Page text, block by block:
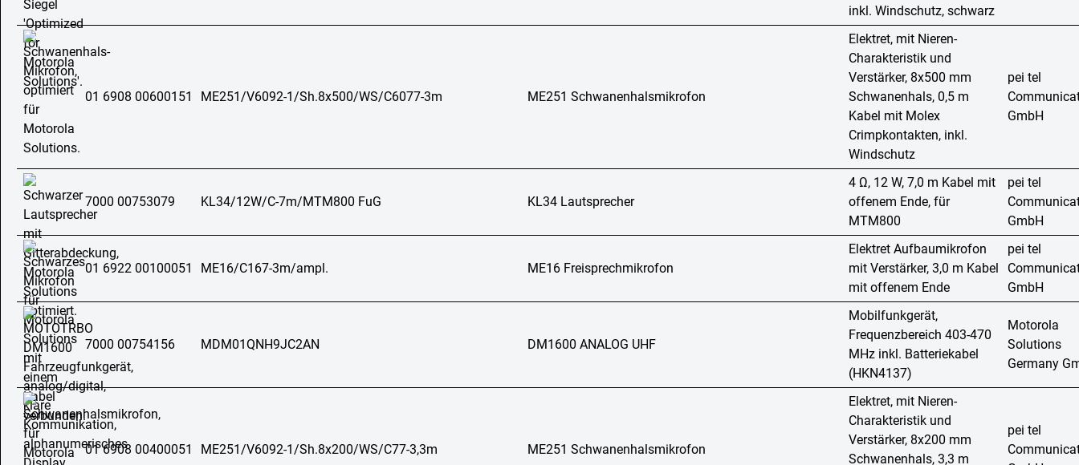
inkl. Windschutz, schwarz
01 6908 00600151 ME251/V6092-1/Sh.8x500/WS/C6077-3m ME251 Schwanenhalsmikrofon
Elektret, mit Nieren-
Charakteristik und
Verstärker, 8x500 mm
Schwanenhals, 0,5 m
Kabel mit Molex
Crimpkontakten, inkl.
Windschutz
pei tel
GmbH
7000 00753079 KL34/12W/C-7m/MTM800 FuG KL34 Lautsprecher
4 Ω, 12 W, 7,0 m Kabel mit
offenem Ende, für
MTM800
pei tel
GmbH
01 6922 00100051 ME16/C167-3m/ampl. ME16 Freisprechmikrofon
Elektret Aufbaumikrofon
mit Verstärker, 3,0 m Kabel
mit offenem Ende
pei tel
GmbH
7000 00754156 MDM01QNH9JC2AN DM1600 ANALOG UHF
Mobilfunkgerät,
Frequenzbereich 403-470
MHz inkl. Batteriekabel
(HKN4137)
Motorola
Solutions
Germany
01 6908 00400051 ME251/V6092-1/Sh.8x200/WS/C77-3,3m ME251 Schwanenhalsmikrofon
Elektret, mit Nieren-
Charakteristik und
Verstärker, 8x200 mm
Schwanenhals, 3,3 m
pei tel